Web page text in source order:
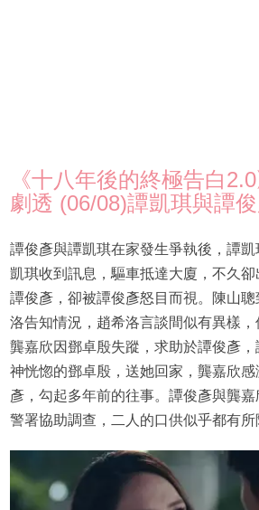
《十八年後的終極告白
劇透 (06/08)譚凱琪與譚
譚俊彥與譚凱琪在家發生爭執後，譚
凱琪收到訊息，驅車抵達大廈，不久
譚俊彥，卻被譚俊彥怒目而視。陳山
洛告知情況，趙希洛言談間似有異樣，
龔嘉欣因鄧卓殷失蹤，求助於譚俊彥
神恍惚的鄧卓殷，送她回家，龔嘉欣
彥，勾起多年前的往事。譚俊彥與龔嘉
警署協助調查，二人的口供似乎都有